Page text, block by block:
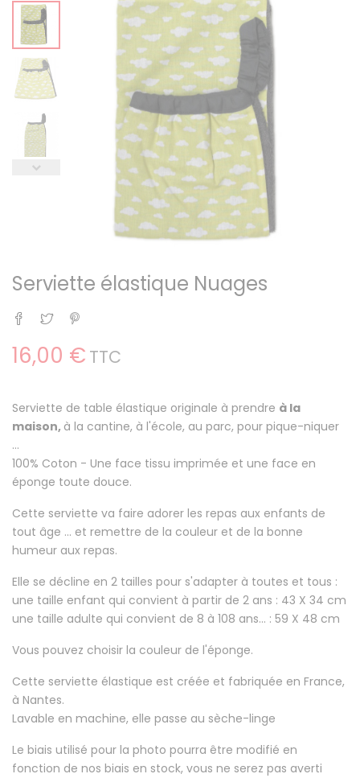
Serviette élastique Nuages
Partager
Tweet
16,00 € TTC
Serviette de table élastique originale à prendre à la
maison, à la cantine, à l'école, au parc, pour pique-niquer
...
100% Coton - Une face tissu imprimée et une face en
éponge toute douce.
Cette serviette va faire adorer les repas aux enfants de
tout âge ... et remettre de la couleur et de la bonne
humeur aux repas.
Elle se décline en 2 tailles pour s'adapter à toutes et tous :
une taille enfant qui convient à partir de 2 ans : 43 X 34 cm
une taille adulte qui convient de 8 à 108 ans... : 59 X 48 cm
Vous pouvez choisir la couleur de l'éponge.
Cette serviette élastique est créée et fabriquée en France,
à Nantes.
Lavable en machine, elle passe au sèche-linge
Le biais utilisé pour la photo pourra être modifié en
fonction de nos biais en stock, vous ne serez pas averti